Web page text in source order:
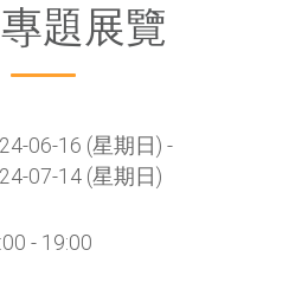
題展覽
06-16 (星期日) -
07-14 (星期日)
- 19:00